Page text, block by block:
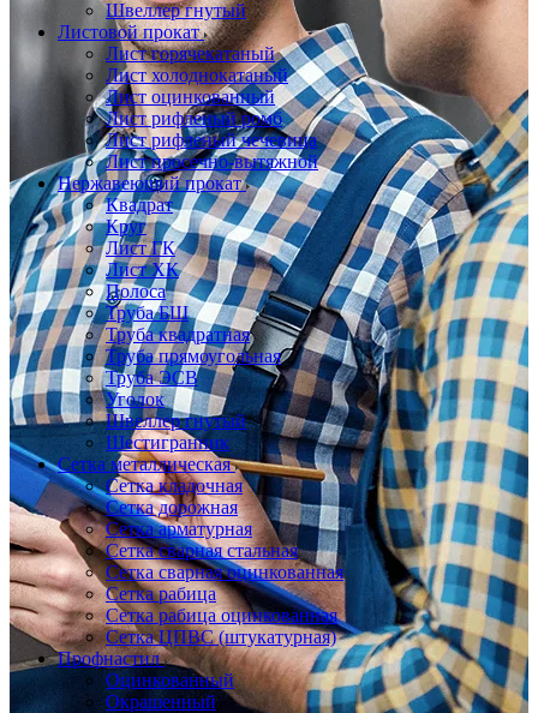
Швеллер гнутый
Листовой прокат
Лист горячекатаный
Лист холоднокатаный
Лист оцинкованный
Лист рифленый ромб
Лист рифленый чечевица
Лист просечно-вытяжной
Нержавеющий прокат
Квадрат
Круг
Лист ГК
Лист ХК
Полоса
Труба БШ
Труба квадратная
Труба прямоугольная
Труба ЭСВ
Уголок
Швеллер гнутый
Шестигранник
Сетка металлическая
Сетка кладочная
Сетка дорожная
Сетка арматурная
Сетка сварная стальная
Сетка сварная оцинкованная
Сетка рабица
Сетка рабица оцинкованная
Сетка ЦПВС (штукатурная)
Профнастил
Оцинкованный
Окрашенный